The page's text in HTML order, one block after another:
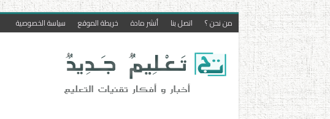
من نحن ؟ اتصل بنا أنشر مادة خريطة الموقع سياسة الخصوصية